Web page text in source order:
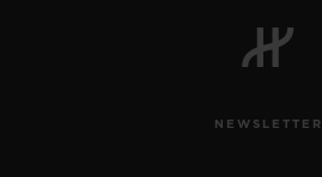
NEWSLETTER